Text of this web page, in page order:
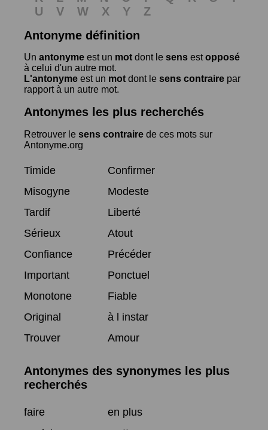
U
V W X Y
Z
Antonyme définition
Un antonyme est un mot dont le sens estopposé
à celui d'un autre mot.
L'antonyme est un mot dont le sens contraire par
rapport à un autre mot.
Antonymes les plus recherchés
Retrouver le sens contraire de ces mots sur
Antonyme.org
Timide
Confirmer
Misogyne
Modeste
Tardif
Liberté
Sérieux
Atout
Confiance
Précéder
Important
Ponctuel
Monotone
Fiable
Original
à l instar
Trouver
Amour
Antonymes des synonymes les plus
recherchés
faire
en plus